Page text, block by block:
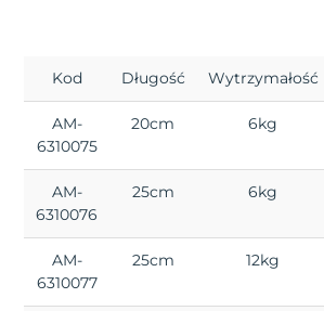
Kod Długość Wytrzymałość
AM-
6310075
20cm 6kg
AM-
6310076
25cm 6kg
AM-
6310077
25cm 12kg